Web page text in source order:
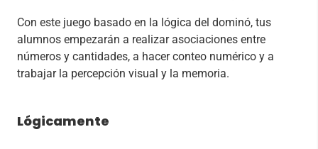
Con este juego basado en la lógica del dominó, tus
alumnos empezarán a realizar asociaciones entre
números y cantidades, a hacer conteo numérico y a
trabajar la percepción visual y la memoria.
Lógicamente